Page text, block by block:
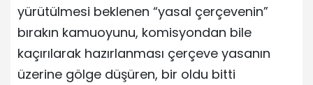
yürütülmesi beklenen “yasal çerçevenin”
bırakın kamuoyunu, komisyondan bile
kaçırılarak hazırlanması çerçeve yasanın
üzerine gölge düşüren, bir oldu bitti